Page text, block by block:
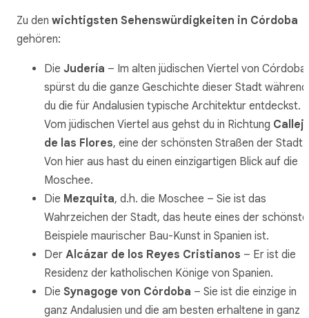
Zu den wichtigsten Sehenswürdigkeiten in Córdoba
gehören:
Die Judería – Im alten jüdischen Viertel von Córdoba
spürst du die ganze Geschichte dieser Stadt während
du die für Andalusien typische Architektur entdeckst.
Vom jüdischen Viertel aus gehst du in Richtung
de las Flores, eine der schönsten Straßen der Stadt.
Von hier aus hast du einen einzigartigen Blick auf die
Moschee.
Die Mezquita, d.h. die Moschee – Sie ist das
Wahrzeichen der Stadt, das heute eines der
Beispiele maurischer Bau-Kunst in Spanien ist.
Der Alcázar de los Reyes Cristianos – Er ist die
Residenz der katholischen Könige von Spanien.
Die Synagoge von Córdoba – Sie ist die einzige in
ganz Andalusien und die am besten erhaltene in ganz